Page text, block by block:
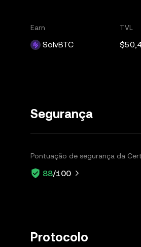
Earn
SolvBTC
TVL
Segurança
Pontuação de segurança da
88/100
Protocolo